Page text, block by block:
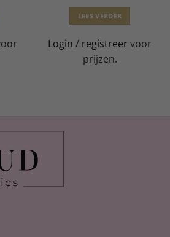
LEES VERDER
Login / registreer voor
prijzen.